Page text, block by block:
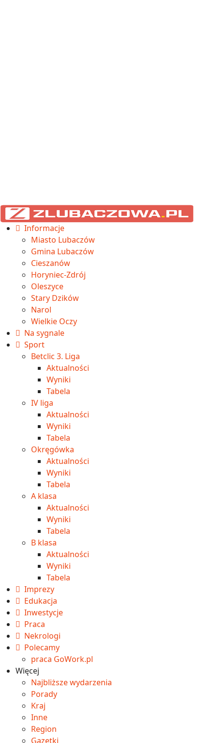
Informacje
Miasto Lubaczów
Gmina Lubaczów
Cieszanów
Horyniec-Zdrój
Oleszyce
Stary Dzików
Narol
Wielkie Oczy
Na sygnale
Sport
Betclic 3. Liga
Aktualności
Wyniki
Tabela
IV liga
Aktualności
Wyniki
Tabela
Okręgówka
Aktualności
Wyniki
Tabela
A klasa
Aktualności
Wyniki
Tabela
B klasa
Aktualności
Wyniki
Tabela
Imprezy
Edukacja
Inwestycje
Praca
Nekrologi
Polecamy
praca GoWork.pl
Więcej
Najbliższe wydarzenia
Porady
Kraj
Inne
Region
Gazetki